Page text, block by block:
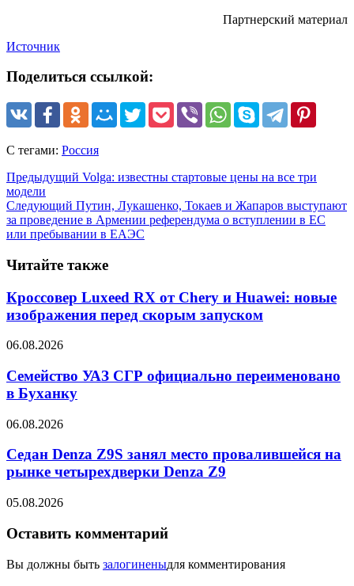
Партнерский материал
Источник
Поделиться ссылкой:
С тегами: Россия
Предыдущий Volga: известны стартовые цены на все три
модели
Следующий Путин, Лукашенко, Токаев и Жапаров выступают
за проведение в Армении референдума о вступлении в ЕС
или пребывании в ЕАЭС
Читайте также
Кроссовер Luxeed RX от Chery и Huawei: новые
изображения перед скорым запуском
06.08.2026
Семейство УАЗ СГР официально переименовано
в Буханку
06.08.2026
Седан Denza Z9S занял место провалившейся на
рынке четырехдверки Denza Z9
05.08.2026
Оставить комментарий
Вы должны быть залогиненыдля комментирования